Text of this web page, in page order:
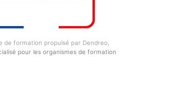
de formation propulsé par Dendreo,
pour les organismes de formation